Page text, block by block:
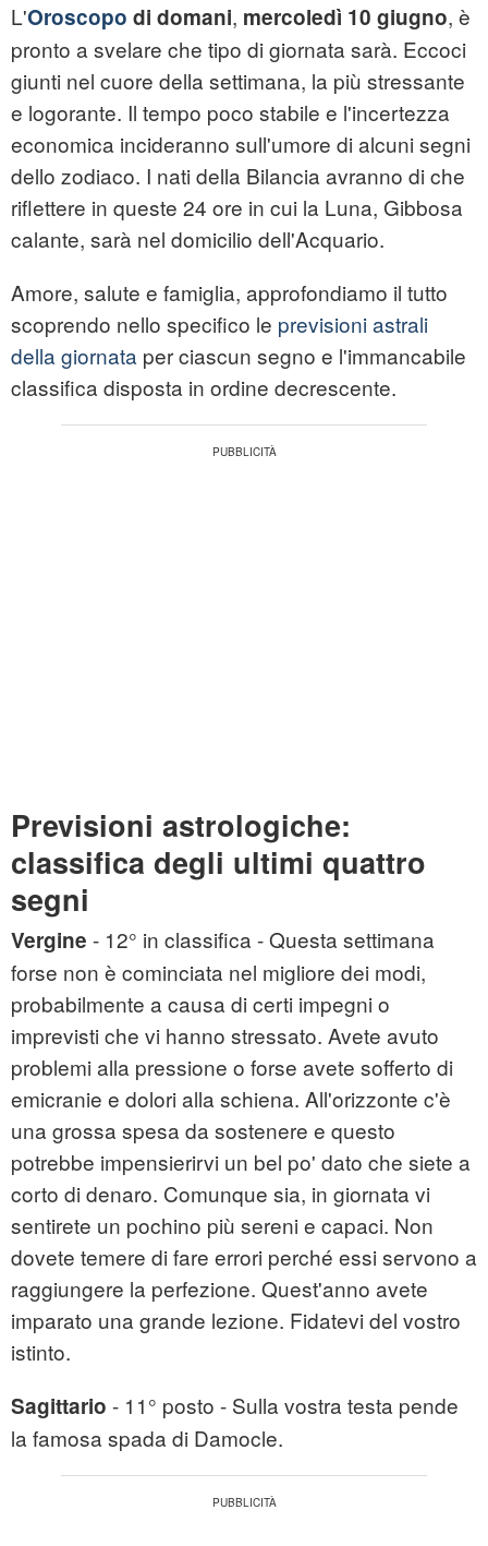
L'Oroscopo di domani, mercoledì 10 giugno, è
pronto a svelare che tipo di giornata sarà. Eccoci
giunti nel cuore della settimana, la più stressante
e logorante. Il tempo poco stabile e l'incertezza
economica incideranno sull'umore di alcuni segni
dello zodiaco. I nati della Bilancia avranno di che
riflettere in queste 24 ore in cui la Luna, Gibbosa
calante, sarà nel domicilio dell'Acquario.
Amore, salute e famiglia, approfondiamo il tutto
scoprendo nello specifico le previsioni astrali
della giornata per ciascun segno e l'immancabile
classifica disposta in ordine decrescente.
Previsioni astrologiche:
classifica degli ultimi quattro
segni
Vergine - 12° in classifica - Questa settimana
forse non è cominciata nel migliore dei modi,
probabilmente a causa di certi impegni o
imprevisti che vi hanno stressato. Avete avuto
problemi alla pressione o forse avete sofferto di
emicranie e dolori alla schiena. All'orizzonte c'è
una grossa spesa da sostenere e questo
potrebbe impensierirvi un bel po' dato che siete a
corto di denaro. Comunque sia, in giornata vi
sentirete un pochino più sereni e capaci. Non
dovete temere di fare errori perché essi servono a
raggiungere la perfezione. Quest'anno avete
imparato una grande lezione. Fidatevi del vostro
istinto.
Sagittario - 11° posto - Sulla vostra testa pende
la famosa spada di Damocle.